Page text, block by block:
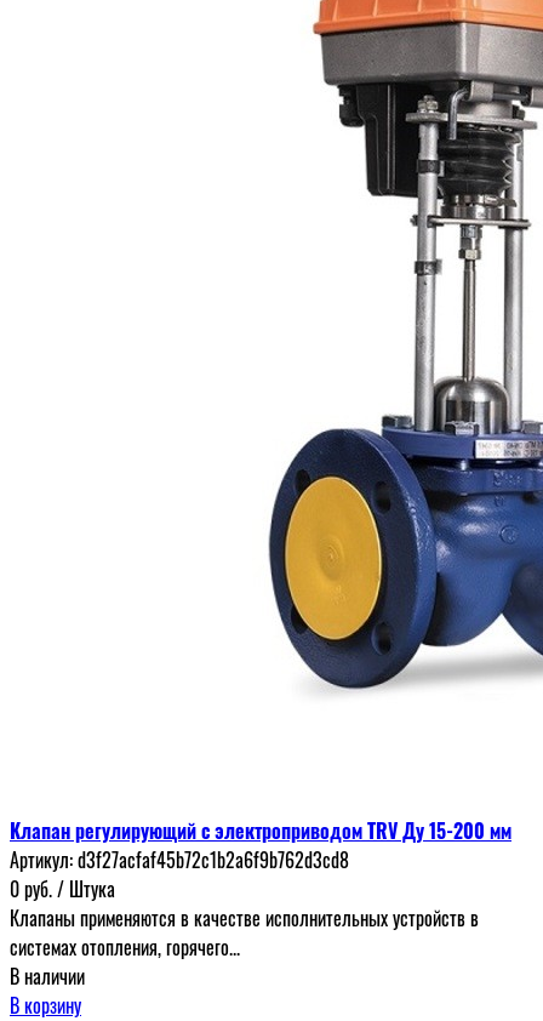
Клапан регулирующий с электроприводом TRV Ду 15-200 мм
Артикул:d3f27acfaf45b72c1b2a6f9b762d3cd8
0руб./ Штука
Клапаны применяются в качестве исполнительных устройств в
системах отопления, горячего...
В наличии
В корзину